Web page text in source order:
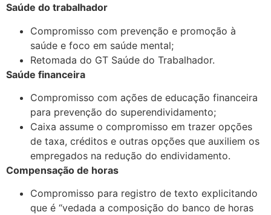
Saúde do trabalhador
Compromisso com prevenção e promoção à
saúde e foco em saúde mental;
Retomada do GT Saúde do Trabalhador.
Saúde financeira
Compromisso com ações de educação financeira
para prevenção do superendividamento;
Caixa assume o compromisso em trazer opções
de taxa, créditos e outras opções que auxiliem os
empregados na redução do endividamento.
Compensação de horas
Compromisso para registro de texto explicitando
que é “vedada a composição do banco de horas